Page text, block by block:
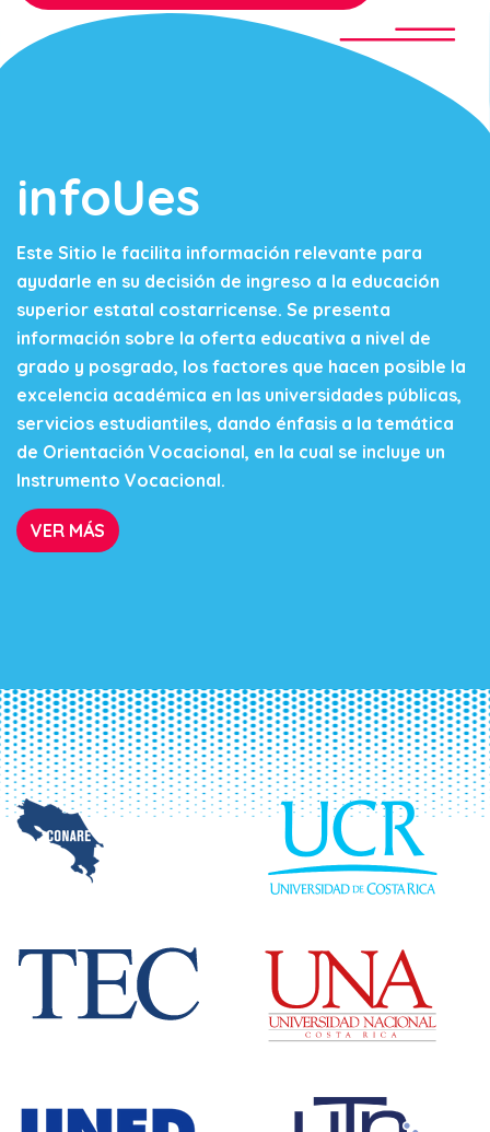
infoUes
Este Sitio le facilita información relevante para
ayudarle en su decisión de ingreso a la educación
superior estatal costarricense. Se presenta
información sobre la oferta educativa a nivel de
grado y posgrado, los factores que hacen posible la
excelencia académica en las universidades públicas,
servicios estudiantiles, dando énfasis a la temática
de Orientación Vocacional, en la cual se incluye un
Instrumento Vocacional.
VER MÁS